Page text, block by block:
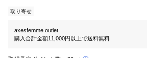
取り寄せ
axesfemme outlet
購入合計金額11,000円以上で送料無料